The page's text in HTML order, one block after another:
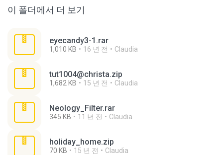
이 폴더에서 더 보기
eyecandy3-1.rar
1,010 KB 16 년 전 Claudia
tut1004@christa.zip
1,682 KB 15 년 전 Claudia
Neology_Filter.rar
345 KB 11 년 전 Claudia
holiday_home.zip
70 KB 15 년 전 Claudia